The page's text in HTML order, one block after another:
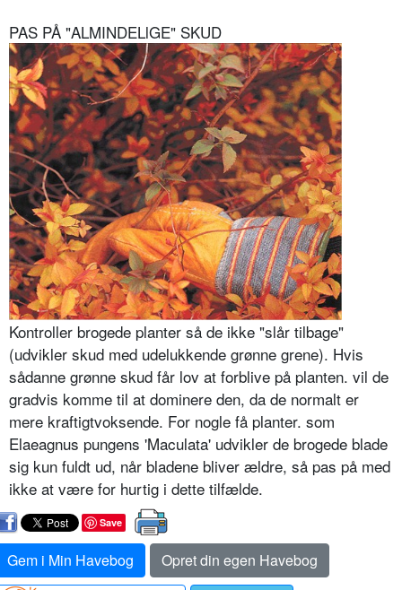
PAS PÅ "ALMINDELlGE" SKUD
Kontroller brogede planter så de ikke "slår tilbage"
(udvikler skud med udelukkende grønne grene). Hvis
sådanne grønne skud får lov at forblive på planten. vil de
gradvis komme til at dominere den, da de normalt er
mere kraftigtvoksende. For nogle få planter. som
Elaeagnus pungens 'Maculata' udvikler de brogede blade
sig kun fuldt ud, når bladene bliver ældre, så pas på med
ikke at være for hurtig i dette tilfælde.
Save
Gem i Min Havebog
Opret din egen Havebog